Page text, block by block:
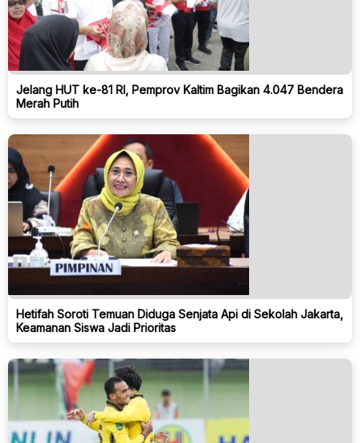
Jelang HUT ke-81 RI, Pemprov Kaltim Bagikan 4.047 Bendera
Merah Putih
Hetifah Soroti Temuan Diduga Senjata Api di Sekolah Jakarta,
Keamanan Siswa Jadi Prioritas